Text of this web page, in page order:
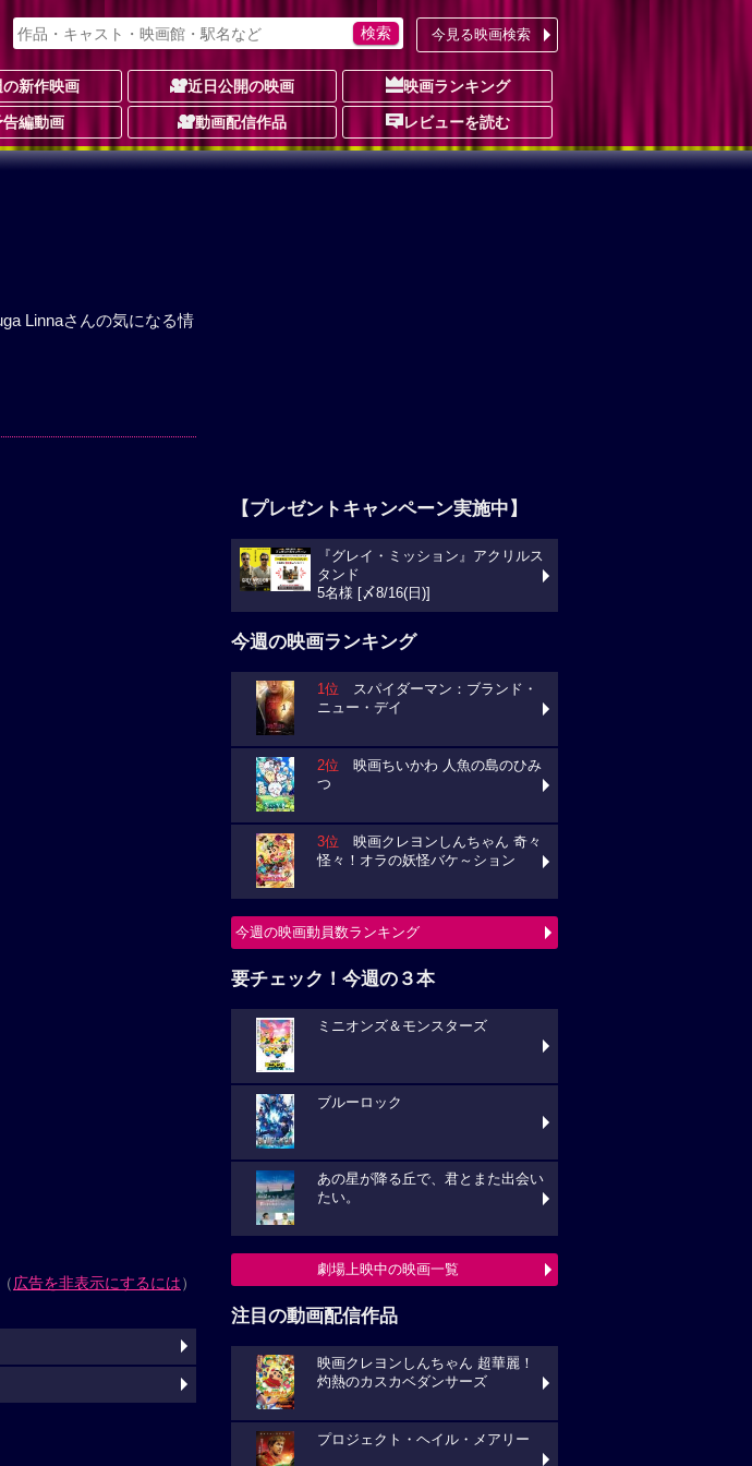
今見る映画検索
新作映画 近日公開の映画 映画ランキング
編動画 動画配信作品 レビューを読む
Linnaさんの気になる情
（広告を非表示にするには）
【プレゼントキャンペーン実施中】
『グレイ・ミッション』アクリルス
タンド
5名様 [〆8/16(日)]
今週の映画ランキング
1位 スパイダーマン：ブランド・
ニュー・デイ
2位 映画ちいかわ 人魚の島のひみ
つ
3位 映画クレヨンしんちゃん 奇々
怪々！オラの妖怪バケ～ション
今週の映画動員数ランキング
要チェック！今週の３本
ミニオンズ＆モンスターズ
ブルーロック
あの星が降る丘で、君とまた出会い
たい。
劇場上映中の映画一覧
注目の動画配信作品
映画クレヨンしんちゃん 超華麗！
灼熱のカスカベダンサーズ
プロジェクト・ヘイル・メアリー